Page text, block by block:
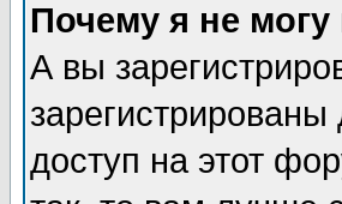
Почему я не могу
А вы
доступ на этот